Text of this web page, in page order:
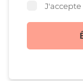
J'accepte